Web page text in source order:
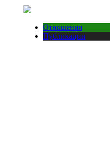
Отношения
Публикации